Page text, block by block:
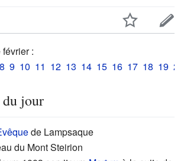
:
8 9 10 11 12 13 14 15 16 17 18 19 20
du jour
de Lampsaque
du Mont Steirion